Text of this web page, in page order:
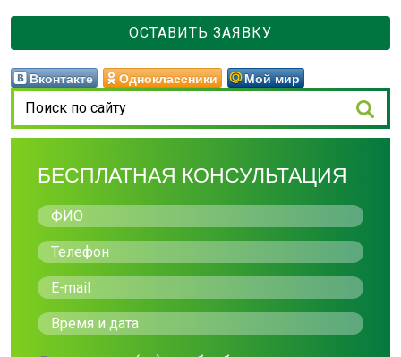
ОСТАВИТЬ ЗАЯВКУ
Вконтакте Одноклассники Мой мир
БЕСПЛАТНАЯ КОНСУЛЬТАЦИЯ